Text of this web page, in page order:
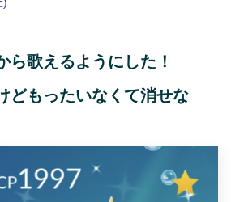
ら歌えるようにした！
どもったいなくて消せな